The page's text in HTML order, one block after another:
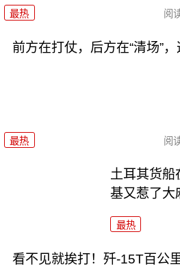
最热 阅
前方在打仗，后方在“清场”，
最热 阅
土耳其货船
基又惹了大
最热
看不见就挨打！歼-15T百公